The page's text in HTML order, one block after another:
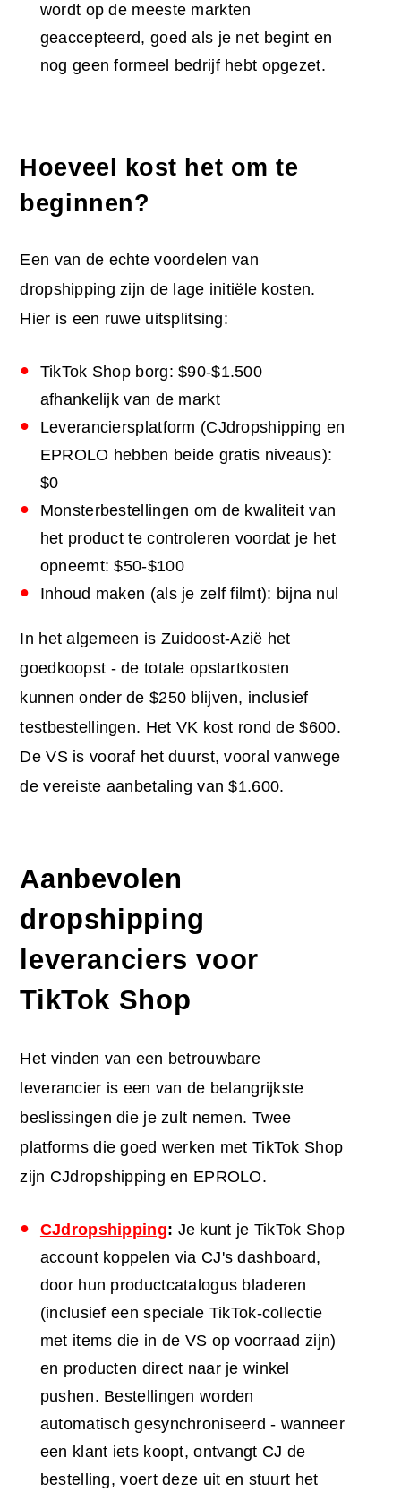
wordt op de meeste markten
geaccepteerd, goed als je net begint en
nog geen formeel bedrijf hebt opgezet.
Hoeveel kost het om te
beginnen?
Een van de echte voordelen van
dropshipping zijn de lage initiële kosten.
Hier is een ruwe uitsplitsing:
TikTok Shop borg: $90-$1.500
afhankelijk van de markt
Leveranciersplatform (CJdropshipping en
EPROLO hebben beide gratis niveaus):
$0
Monsterbestellingen om de kwaliteit van
het product te controleren voordat je het
opneemt: $50-$100
Inhoud maken (als je zelf filmt): bijna nul
In het algemeen is Zuidoost-Azië het
goedkoopst - de totale opstartkosten
kunnen onder de $250 blijven, inclusief
testbestellingen. Het VK kost rond de $600.
De VS is vooraf het duurst, vooral vanwege
de vereiste aanbetaling van $1.600.
Aanbevolen
dropshipping
leveranciers voor
TikTok Shop
Het vinden van een betrouwbare
leverancier is een van de belangrijkste
beslissingen die je zult nemen. Twee
platforms die goed werken met TikTok Shop
zijn CJdropshipping en EPROLO.
CJdropshipping: Je kunt je TikTok Shop
account koppelen via CJ's dashboard,
door hun productcatalogus bladeren
(inclusief een speciale TikTok-collectie
met items die in de VS op voorraad zijn)
en producten direct naar je winkel
pushen. Bestellingen worden
automatisch gesynchroniseerd - wanneer
een klant iets koopt, ontvangt CJ de
bestelling, voert deze uit en stuurt het